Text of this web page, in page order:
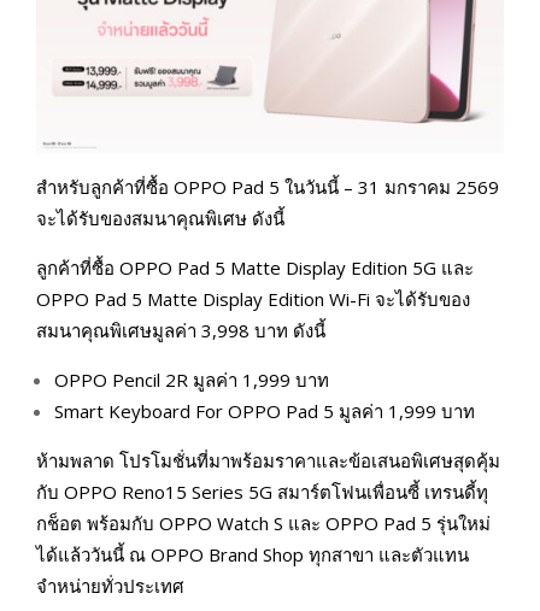
สำหรับลูกค้าที่ซื้อ OPPO Pad 5 ในวันนี้ – 31 มกราคม 2569
จะได้รับของสมนาคุณพิเศษ ดังนี้
ลูกค้าที่ซื้อ OPPO Pad 5 Matte Display Edition 5G และ
OPPO Pad 5 Matte Display Edition Wi-Fi จะได้รับของ
สมนาคุณพิเศษมูลค่า 3,998 บาท ดังนี้
OPPO Pencil 2R มูลค่า 1,999 บาท
Smart Keyboard For OPPO Pad 5 มูลค่า 1,999 บาท
ห้ามพลาด โปรโมชั่นที่มาพร้อมราคาและข้อเสนอพิเศษสุดคุ้ม
กับ OPPO Reno15 Series 5G สมาร์ตโฟนเพื่อนซี้ เทรนดี้ทุ
กช็อต พร้อมกับ OPPO Watch S และ OPPO Pad 5 รุ่นใหม่
ได้แล้ววันนี้ ณ OPPO Brand Shop ทุกสาขา และตัวแทน
จำหน่ายทั่วประเทศ